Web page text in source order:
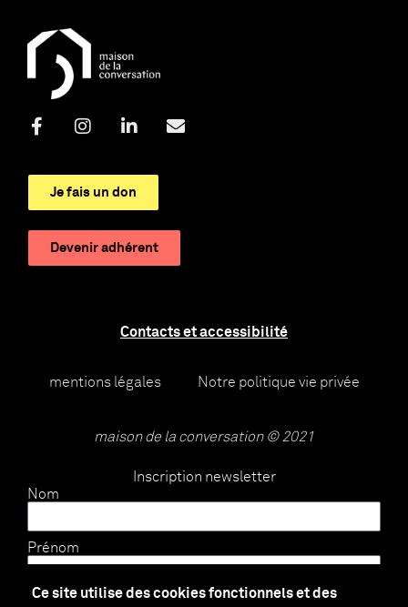
Ce site utilise des cookies fonctionnels et des
Je fais un don
Devenir adhérent
Contacts et accessibilité
mentions légales Notre politique vie privée
maison de la conversation © 2021
Inscription newsletter
Nom
Prénom
E-mail